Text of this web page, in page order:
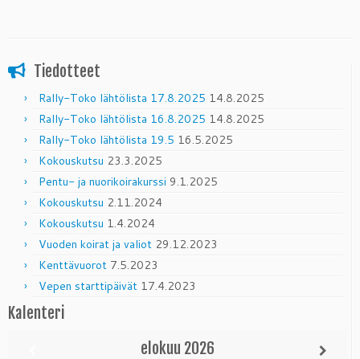
Tiedotteet
Rally-Toko lähtölista 17.8.2025 14.8.2025
Rally-Toko lähtölista 16.8.2025 14.8.2025
Rally-Toko lähtölista 19.5 16.5.2025
Kokouskutsu 23.3.2025
Pentu- ja nuorikoirakurssi 9.1.2025
Kokouskutsu 2.11.2024
Kokouskutsu 1.4.2024
Vuoden koirat ja valiot 29.12.2023
Kenttävuorot 7.5.2023
Vepen starttipäivät 17.4.2023
Kalenteri
elokuu 2026